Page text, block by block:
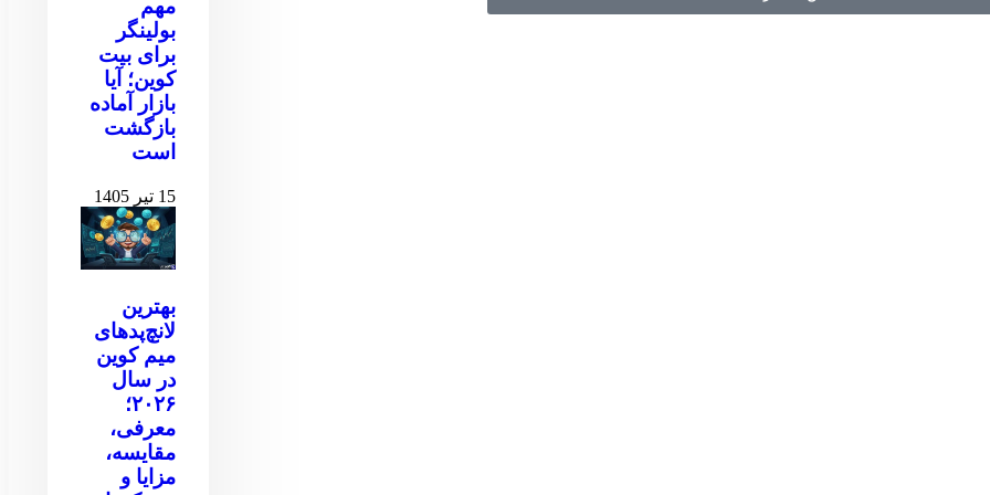
مهم
بولینگر
برای بیت
کوین‌‌؛ آیا
بازار آماده
بازگشت
است
15 تیر 1405
بهترین
لانچ‌پدهای
میم کوین
در سال
۲۰۲۶؛
معرفی،
مقایسه،
مزایا و